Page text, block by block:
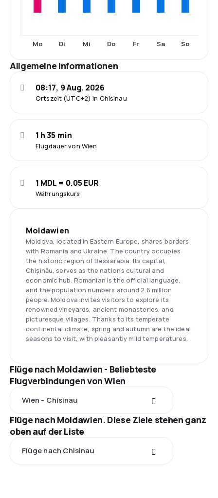
Mo Di Mi Do Fr Sa So
Allgemeine Informationen
Ortszeit (UTC+2) in Chisinau
08:17, 9 Aug. 2026
Flugdauer von Wien
1 h 35 min
Währungskurs
1 MDL = 0.05 EUR
Moldawien
Moldova, located in Eastern Europe, shares borders
with Romania and Ukraine. The country occupies
the historic region of Bessarabia. Its capital,
Chișinău, serves as the nation’s cultural and
economic hub. Romanian is the official language,
and the population numbers around 2.6 million
people. Moldova invites visitors to explore its
renowned vineyards, ancient monasteries, and
picturesque villages. Thanks to its temperate
continental climate, spring and autumn are the ideal
seasons to visit, with pleasantly mild temperatures.
Flüge nach Moldawien - Beliebteste
Flugverbindungen von Wien
Wien - Chisinau
Flüge nach Moldawien. Diese Ziele stehen ganz
oben auf der Liste
Flüge nach Chisinau